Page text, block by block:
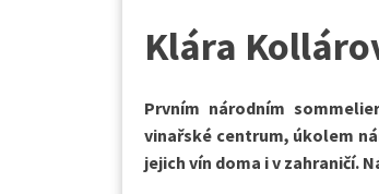
Klára
Prvním národním
vinařské centrum, úkolem
jejich vín doma i v zahraničí.